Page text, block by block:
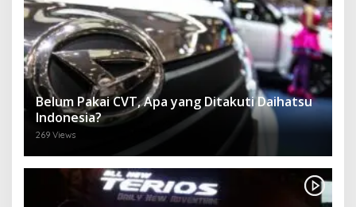
Belum Pakai CVT, Apa yang Ditakuti Daihatsu
Indonesia?
269 Views